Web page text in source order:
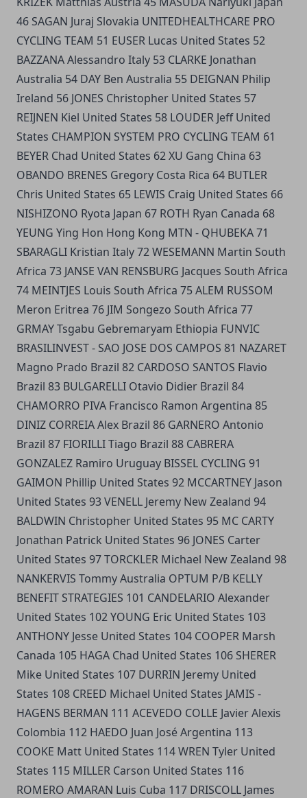
46 SAGAN Juraj Slovakia UNITEDHEALTHCARE PRO
CYCLING TEAM 51 EUSER Lucas United States 52
BAZZANA Alessandro Italy 53 CLARKE Jonathan
Australia 54 DAY Ben Australia 55 DEIGNAN Philip
Ireland 56 JONES Christopher United States 57
REIJNEN Kiel United States 58 LOUDER Jeff United
States CHAMPION SYSTEM PRO CYCLING TEAM 61
BEYER Chad United States 62 XU Gang China 63
OBANDO BRENES Gregory Costa Rica 64 BUTLER
Chris United States 65 LEWIS Craig United States 66
NISHIZONO Ryota Japan 67 ROTH Ryan Canada 68
YEUNG Ying Hon Hong Kong MTN - QHUBEKA 71
SBARAGLI Kristian Italy 72 WESEMANN Martin South
Africa 73 JANSE VAN RENSBURG Jacques South Africa
74 MEINTJES Louis South Africa 75 ALEM RUSSOM
Meron Eritrea 76 JIM Songezo South Africa 77
GRMAY Tsgabu Gebremaryam Ethiopia FUNVIC
BRASILINVEST - SAO JOSE DOS CAMPOS 81 NAZARET
Magno Prado Brazil 82 CARDOSO SANTOS Flavio
Brazil 83 BULGARELLI Otavio Didier Brazil 84
CHAMORRO PIVA Francisco Ramon Argentina 85
DINIZ CORREIA Alex Brazil 86 GARNERO Antonio
Brazil 87 FIORILLI Tiago Brazil 88 CABRERA
GONZALEZ Ramiro Uruguay BISSEL CYCLING 91
GAIMON Phillip United States 92 MCCARTNEY Jason
United States 93 VENELL Jeremy New Zealand 94
BALDWIN Christopher United States 95 MC CARTY
Jonathan Patrick United States 96 JONES Carter
United States 97 TORCKLER Michael New Zealand 98
NANKERVIS Tommy Australia OPTUM P/B KELLY
BENEFIT STRATEGIES 101 CANDELARIO Alexander
United States 102 YOUNG Eric United States 103
ANTHONY Jesse United States 104 COOPER Marsh
Canada 105 HAGA Chad United States 106 SHERER
Mike United States 107 DURRIN Jeremy United
States 108 CREED Michael United States JAMIS -
HAGENS BERMAN 111 ACEVEDO COLLE Javier Alexis
Colombia 112 HAEDO Juan José Argentina 113
COOKE Matt United States 114 WREN Tyler United
States 115 MILLER Carson United States 116
ROMERO AMARAN Luis Cuba 117 DRISCOLL James